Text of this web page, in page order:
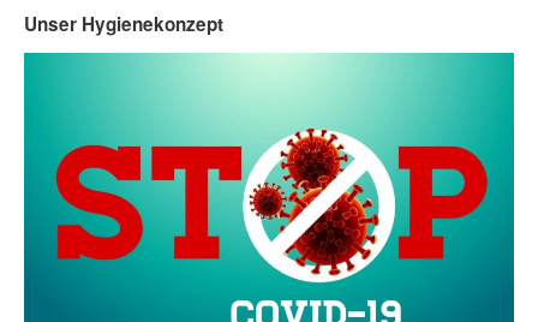
Unser Hygienekonzept